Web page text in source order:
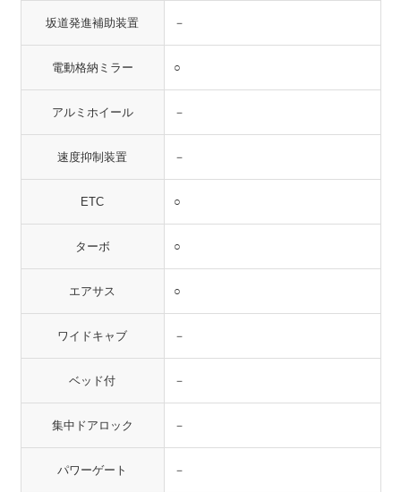
坂道発進補助装置 －
電動格納ミラー ○
アルミホイール －
速度抑制装置 －
ETC ○
ターボ ○
エアサス ○
ワイドキャブ －
ベッド付 －
集中ドアロック －
パワーゲート －